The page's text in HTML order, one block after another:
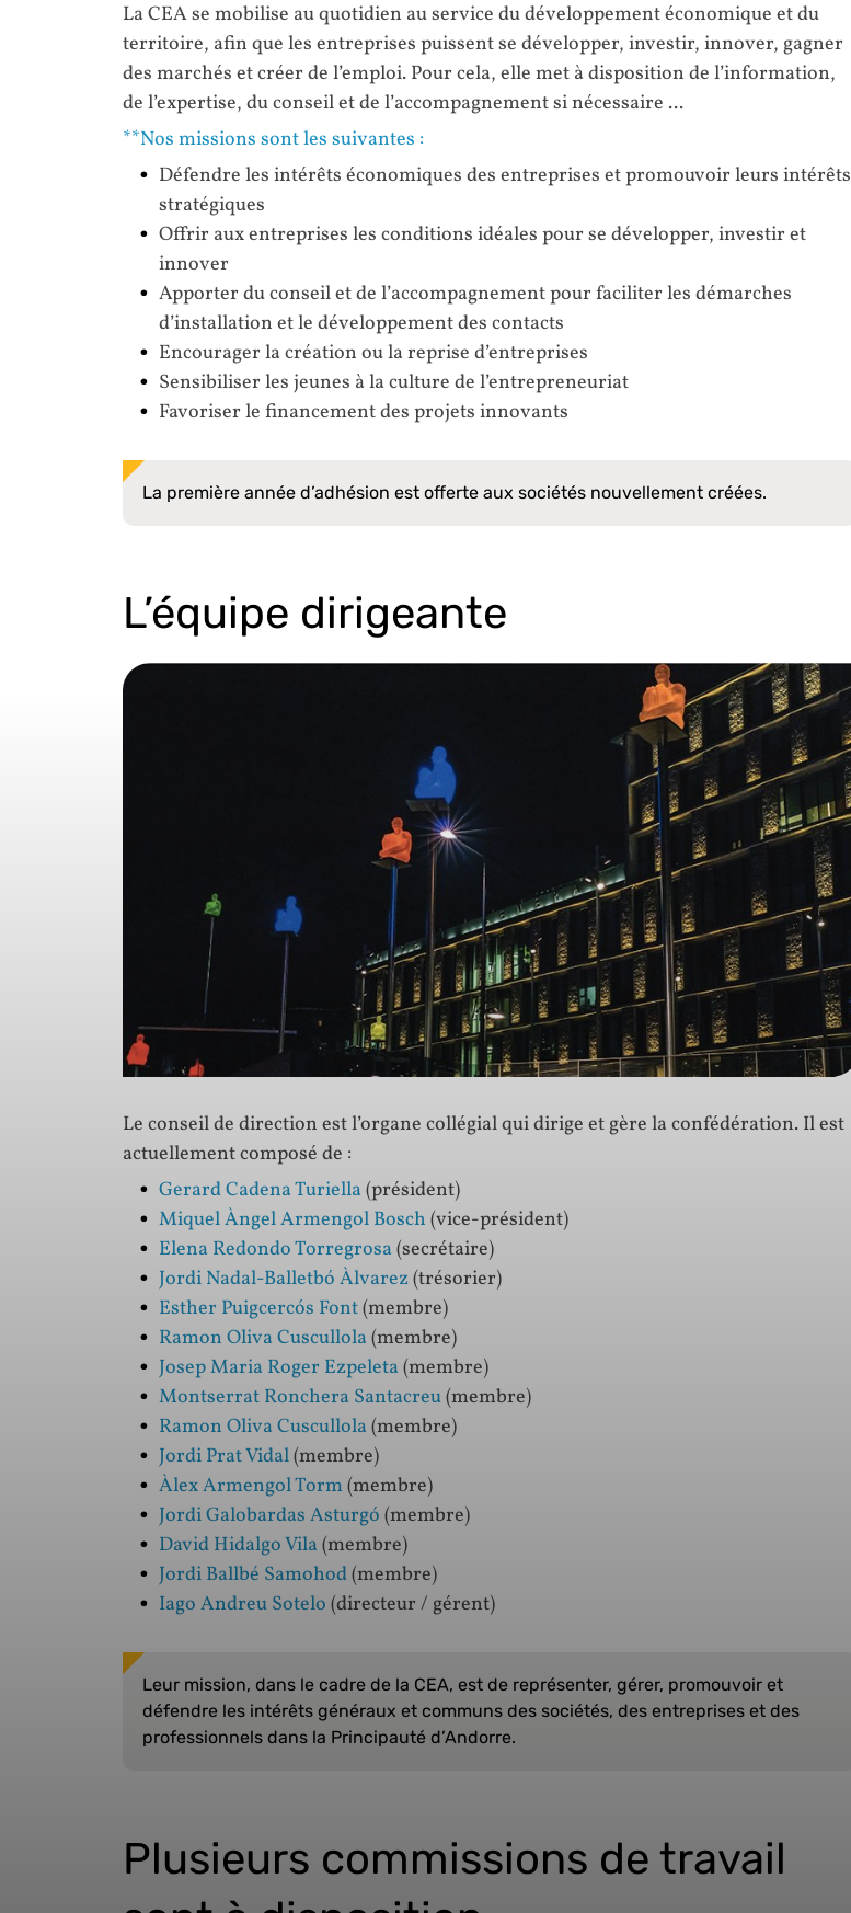
La CEA se mobilise au quotidien au service du développement économique et du
territoire, afin que les entreprises puissent se développer, investir, innover, gagner
des marchés et créer de l’emploi. Pour cela, elle met à disposition de l’information,
de l’expertise, du conseil et de l’accompagnement si nécessaire ...
**Nos missions sont les suivantes :
Défendre les intérêts économiques des entreprises et promouvoir leurs intérêts
stratégiques
Offrir aux entreprises les conditions idéales pour se développer, investir et
innover
Apporter du conseil et de l’accompagnement pour faciliter les démarches
d’installation et le développement des contacts
Encourager la création ou la reprise d’entreprises
Sensibiliser les jeunes à la culture de l’entrepreneuriat
Favoriser le financement des projets innovants
La première année d’adhésion est offerte aux sociétés nouvellement créées.
L’équipe dirigeante
Le conseil de direction est l’organe collégial qui dirige et gère la confédération. Il est
actuellement composé de :
Gerard Cadena Turiella (président)
Miquel Àngel Armengol Bosch (vice-président)
Elena Redondo Torregrosa (secrétaire)
Jordi Nadal-Balletbó Àlvarez(trésorier)
Esther Puigcercós Font(membre)
Ramon Oliva Cuscullola (membre)
Josep Maria Roger Ezpeleta (membre)
Montserrat Ronchera Santacreu(membre)
Ramon Oliva Cuscullola (membre)
Jordi Prat Vidal(membre)
Àlex Armengol Torm(membre)
Jordi Galobardas Asturgó (membre)
David Hidalgo Vila (membre)
Jordi Ballbé Samohod(membre)
Iago Andreu Sotelo (directeur / gérent)
Leur mission, dans le cadre de la CEA, est de représenter, gérer, promouvoir et
défendre les intérêts généraux et communs des sociétés, des entreprises et des
professionnels dans la Principauté d’Andorre.
Plusieurs commissions de travail